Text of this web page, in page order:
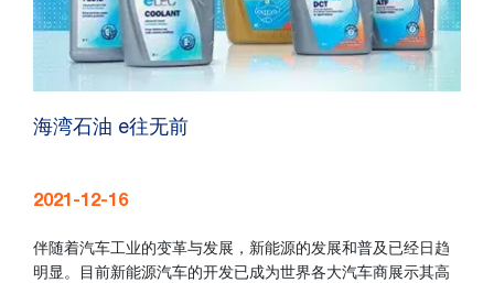
海湾石油 e往无前
2021-12-16
伴随着汽车工业的变革与发展，新能源的发展和普及已经日趋
明显。目前新能源汽车的开发已成为世界各大汽车商展示其高